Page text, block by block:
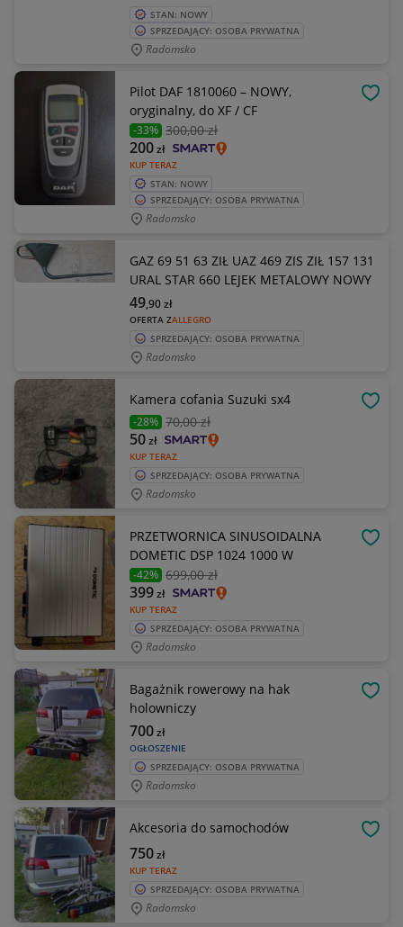
STAN: NOWY
SPRZEDAJĄCY: OSOBA PRYWATNA
Radomsko
Pilot DAF 1810060 – NOWY,
oryginalny, do XF / CF
-33% 300,00 zł
KUP TERAZ
200zł
STAN: NOWY
SPRZEDAJĄCY: OSOBA PRYWATNA
Radomsko
GAZ 69 51 63 ZIŁ UAZ 469 ZIS ZIŁ 157 131
URAL STAR 660 LEJEK METALOWY NOWY
OFERTA ZALLEGRO
49,90zł
SPRZEDAJĄCY: OSOBA PRYWATNA
Radomsko
Kamera cofania Suzuki sx4
-28% 70,00 zł
KUP TERAZ
50zł
SPRZEDAJĄCY: OSOBA PRYWATNA
Radomsko
PRZETWORNICA SINUSOIDALNA
DOMETIC DSP 1024 1000 W
-42% 699,00 zł
KUP TERAZ
399zł
SPRZEDAJĄCY: OSOBA PRYWATNA
Radomsko
Bagażnik rowerowy na hak
holowniczy
OGŁOSZENIE
700zł
SPRZEDAJĄCY: OSOBA PRYWATNA
Radomsko
Akcesoria do samochodów
KUP TERAZ
750zł
SPRZEDAJĄCY: OSOBA PRYWATNA
Radomsko